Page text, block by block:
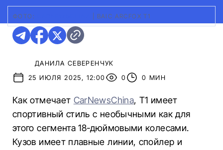
ФОТО: BAIC ARCFOX T1
ДАНИЛА СЕВЕРЕНЧУК
25 ИЮЛЯ 2025, 12:00
0 0 МИН
Как отмечает CarNewsChina, T1 имеет
спортивный стиль с необычными как для
этого сегмента 18-дюймовыми колесами.
Кузов имеет плавные линии, спойлер и